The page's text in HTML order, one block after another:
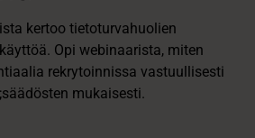
kertoo tietoturvahuolien
Opi webinaarista, miten
rekrytoinnissa vastuullisesti
mukaisesti.